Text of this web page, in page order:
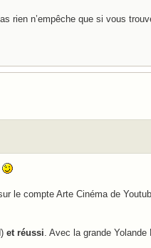
rien n’empêche que si vous
le compte Arte Cinéma de
et réussi. Avec la grande